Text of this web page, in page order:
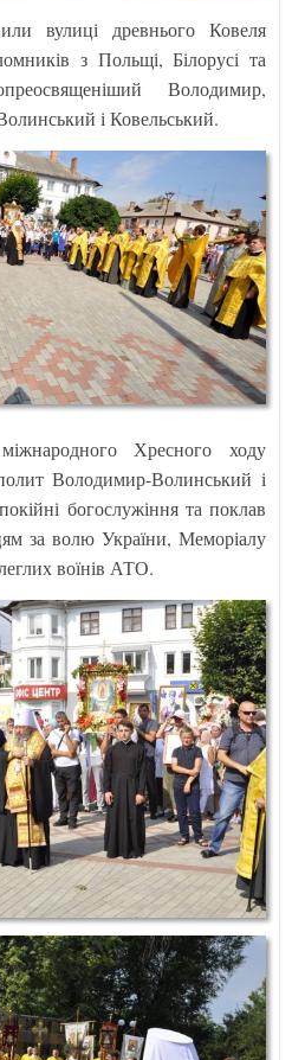
вулиці древнього Ковеля
з Польщі, Білорусі та
Володимир,
і Ковельський.
Хресного ходу
Володимир-Волинський і
богослужіння та поклав
за волю України, Меморіалу
воїнів АТО.